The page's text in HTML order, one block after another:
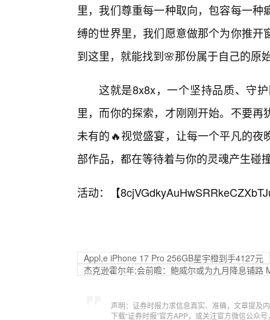
里，我们尊重每一种取向，包容每一
缚的世界里，我们愿意做那个为你推
到这里，就能找到🌸那份属于自己的原
这就是8x8x，一个坚持品质、守
里，而你的探索，才刚刚开始。不要
未有的🔥视觉盛宴，让每一个平凡的
部作品，都在等待着与你的灵魂产生碰
活动：【
Appl,e iPhone 17 Pro 256GB星宇橙到手4127元
杰克逊霍尔年;会前瞻：鲍威尔或为九月降息铺路
声明：证券时报力求信息真实、准确，文章提及
下载“证券时报”官方APP，或关注官方微信公众